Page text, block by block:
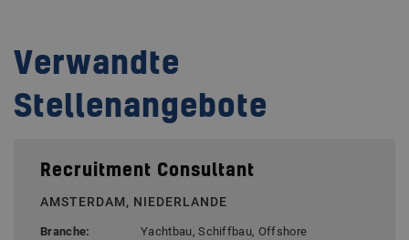
Verwandte
Stellenangebote
Recruitment Consultant
AMSTERDAM, NIEDERLANDE
Branche:
Yachtbau, Schiffbau, Offshore